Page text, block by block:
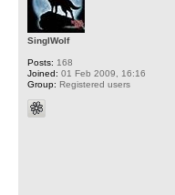
SinglWolf
Posts: 168
Joined: 01 Feb 2009, 16:16
Group: Registered users